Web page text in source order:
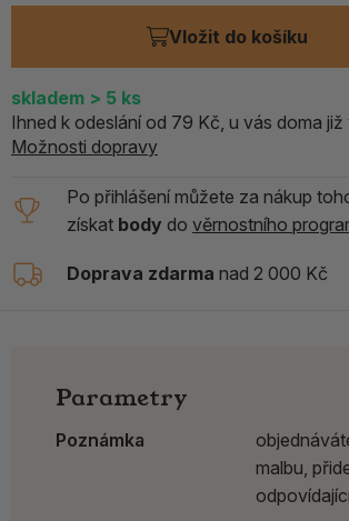
Vložit do košíku
skladem > 5 ks
Ihned k odeslání od 79 Kč, u vás doma již
Možnosti dopravy
Po přihlášení můžete za nákup
získat body do věrnostního
Doprava zdarma nad 2 000 Kč
Parametry
Poznámka
malbu,